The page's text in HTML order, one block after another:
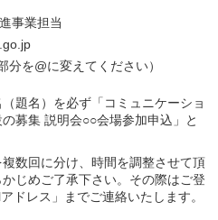
事業担当
分を@に変えてください）
題名）を必ず「コミュニケーショ
募集 説明会○○会場参加申込」と
数回に分け、時間を調整させて頂
じめご了承下さい。その際はご登
ドレス」までご連絡いたします。